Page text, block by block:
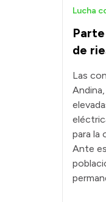
de
Lucha
Las
para la
Ante